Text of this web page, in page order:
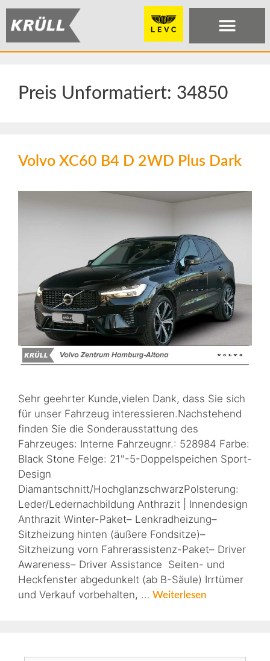
Preis Unformatiert: 34850
Volvo XC60 B4 D 2WD Plus Dark
Sehr geehrter Kunde,vielen Dank, dass Sie sich
für unser Fahrzeug interessieren.Nachstehend
finden Sie die Sonderausstattung des
Fahrzeuges: Interne Fahrzeugnr.: 528984 Farbe:
Black Stone Felge: 21"-5-Doppelspeichen Sport-
Design
Diamantschnitt/HochglanzschwarzPolsterung:
Leder/Ledernachbildung Anthrazit | Innendesign
Anthrazit Winter-Paket– Lenkradheizung–
Sitzheizung hinten (äußere Fondsitze)–
Sitzheizung vorn Fahrerassistenz-Paket– Driver
Awareness– Driver Assistance Seiten- und
Heckfenster abgedunkelt (ab B-Säule) Irrtümer
und Verkauf vorbehalten, … Weiterlesen